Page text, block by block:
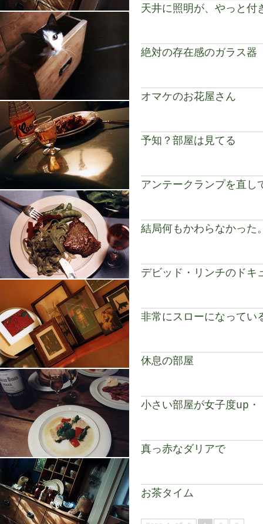
天井に照明が、やっと付
絶対の存在感のガラス器
オマケのお花屋さん
予知？部屋は見てる
アンテークランプを直し
結局何もかわらなかった。
デビッド・リンチのドキ
非常にスローになってい
休息の部屋
小さい部屋が女子度up・
真っ赤なダリアで
お茶タイム